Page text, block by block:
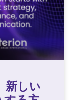
新しい